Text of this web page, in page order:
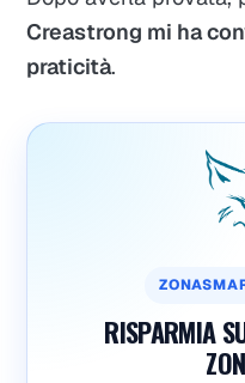
Creastrong mi ha
praticità.
RISPARMIA